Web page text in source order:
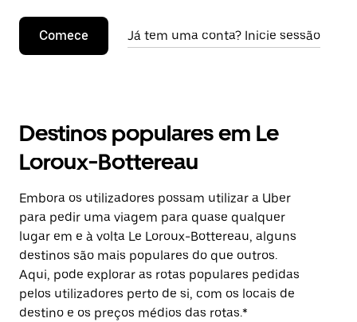
Comece Já tem uma conta? Inicie sessão
Destinos populares em Le
Loroux-Bottereau
Embora os utilizadores possam utilizar a Uber
para pedir uma viagem para quase qualquer
lugar em e à volta Le Loroux-Bottereau, alguns
destinos são mais populares do que outros.
Aqui, pode explorar as rotas populares pedidas
pelos utilizadores perto de si, com os locais de
destino e os preços médios das rotas.*